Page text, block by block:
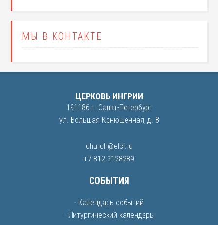
МЫ В КОНТАКТЕ
ЦЕРКОВЬ ИНГРИИ
191186 г. Санкт-Петербург
ул. Большая Конюшенная, д. 8
church@elci.ru
+7-812-3128289
СОБЫТИЯ
· Календарь событий
· Литургический календарь